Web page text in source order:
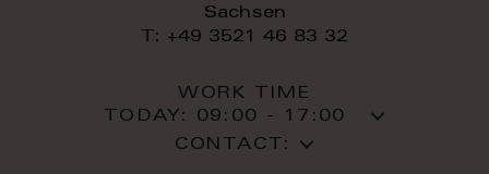
Sachsen
T: +49 3521 46 83 32
WORK TIME
TODAY: 09:00 - 17:00
CONTACT: